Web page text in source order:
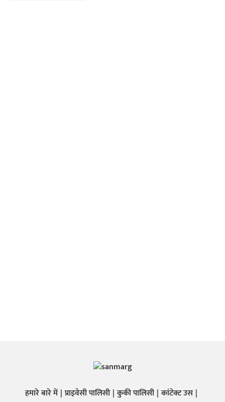
हमारे बारे में प्राइवेसी पालिसी कुकी पालिसी कांटेक्ट उस